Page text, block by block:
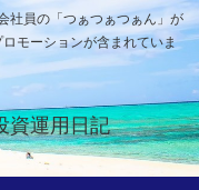
社員の「つぁつぁつぁん」が
モーションが含まれていま
資運用日記